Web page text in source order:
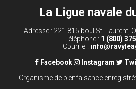
La Ligue navale
Adresse : 221-815 boul St. Laurent,
Téléphone : 1 (800)
Courriel :
Facebook
Instagram
Organisme de bienfaisance